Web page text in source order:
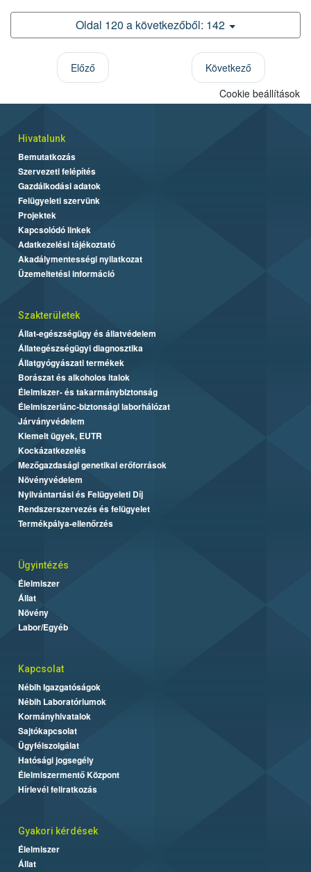
Oldal 120 a következőből: 142
Előző
Következő
Cookie beállítások
Hivatalunk
Bemutatkozás
Szervezeti felépítés
Gazdálkodási adatok
Felügyeleti szervünk
Projektek
Kapcsolódó linkek
Adatkezelési tájékoztató
Akadálymentességi nyilatkozat
Üzemeltetési információ
Szakterületek
Állat-egészségügy és állatvédelem
Állategészségügyi diagnosztika
Állatgyógyászati termékek
Borászat és alkoholos italok
Élelmiszer- és takarmánybiztonság
Élelmiszerlánc-biztonsági laborhálózat
Járványvédelem
Kiemelt ügyek, EUTR
Kockázatkezelés
Mezőgazdasági genetikai erőforrások
Növényvédelem
Nyilvántartási és Felügyeleti Díj
Rendszerszervezés és felügyelet
Termékpálya-ellenőrzés
Ügyintézés
Élelmiszer
Állat
Növény
Labor/Egyéb
Kapcsolat
Nébih Igazgatóságok
Nébih Laboratóriumok
Kormányhivatalok
Sajtókapcsolat
Ügyfélszolgálat
Hatósági jogsegély
Élelmiszermentő Központ
Hírlevél feliratkozás
Gyakori kérdések
Élelmiszer
Állat